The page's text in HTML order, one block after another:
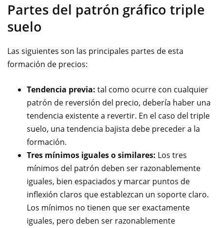
Partes del patrón gráfico triple
suelo
Las siguientes son las principales partes de esta
formación de precios:
Tendencia previa: tal como ocurre con cualquier
patrón de reversión del precio, debería haber una
tendencia existente a revertir. En el caso del triple
suelo, una tendencia bajista debe preceder a la
formación.
Tres mínimos iguales o similares: Los tres
mínimos del patrón deben ser razonablemente
iguales, bien espaciados y marcar puntos de
inflexión claros que establezcan un soporte claro.
Los mínimos no tienen que ser exactamente
iguales, pero deben ser razonablemente